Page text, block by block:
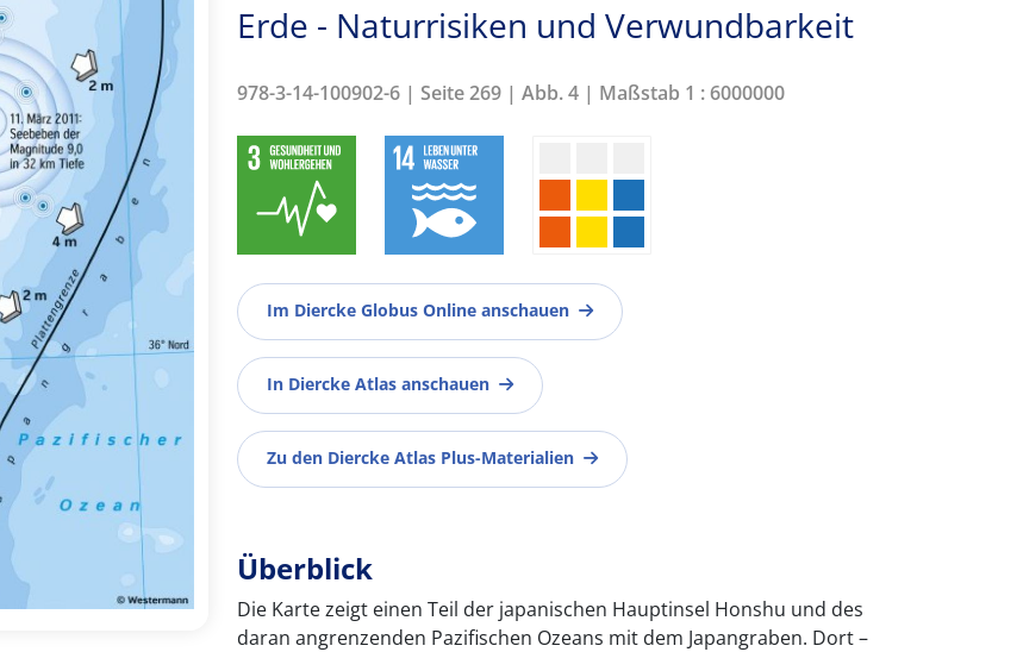
Erde - Naturrisiken und Verwundbarkeit
978-3-14-100902-6 | Seite 269 | Abb. 4 | Maßstab 1 : 6000000
Im Diercke Globus Online anschauen
In Diercke Atlas anschauen
Zu den Diercke Atlas Plus-Materialien
Überblick
Die Karte zeigt einen Teil der japanischen Hauptinsel Honshu und des
daran angrenzenden Pazifischen Ozeans mit dem Japangraben. Dort –